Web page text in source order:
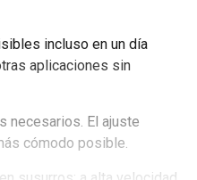
incluso en un día
aplicaciones sin
necesarios. El ajuste
cómodo posible.